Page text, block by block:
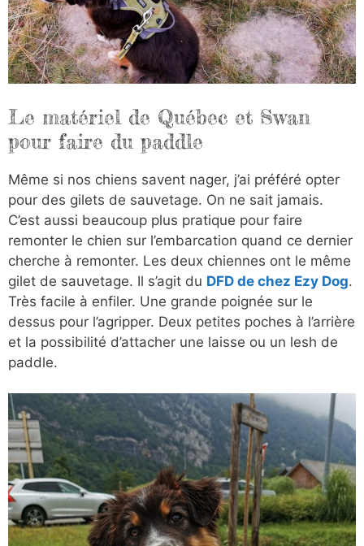
Le matériel de Québec et Swan
pour faire du paddle
Même si nos chiens savent nager, j’ai préféré opter
pour des gilets de sauvetage. On ne sait jamais.
C’est aussi beaucoup plus pratique pour faire
remonter le chien sur l’embarcation quand ce dernier
cherche à remonter. Les deux chiennes ont le même
gilet de sauvetage. Il s’agit du DFD de chez Ezy Dog.
Très facile à enfiler. Une grande poignée sur le
dessus pour l’agripper. Deux petites poches à l’arrière
et la possibilité d’attacher une laisse ou un lesh de
paddle.